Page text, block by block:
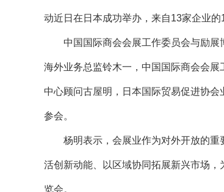
动近日在日本成功举办，来自13家企业的
中国国际商会会展工作委员会与励展
海外业务总监铃木一，中国国际商会会
中心顾问古屋明，日本国际贸易促进协
参会。
杨明表示，会展业作为对外开放的重
活创新动能、以区域协同拓展新兴市场
览会。